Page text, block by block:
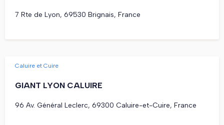
7 Rte de Lyon, 69530 Brignais, France
Caluire et Cuire
GIANT LYON CALUIRE
96 Av. Général Leclerc, 69300 Caluire-et-Cuire, France